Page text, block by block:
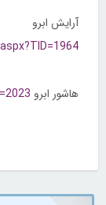
آرایش ابرو
هاشور ابرو